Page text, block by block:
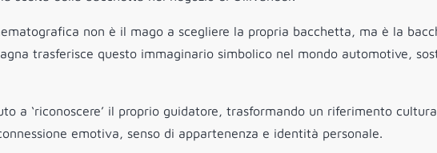
non è il mago a scegliere la propria bacchetta, ma è la
trasferisce questo immaginario simbolico nel mondo automotive,
a ‘riconoscere’ il proprio guidatore, trasformando un riferimento
emotiva, senso di appartenenza e identità personale.